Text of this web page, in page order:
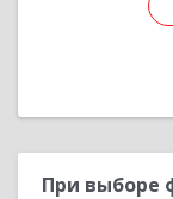
При выборе